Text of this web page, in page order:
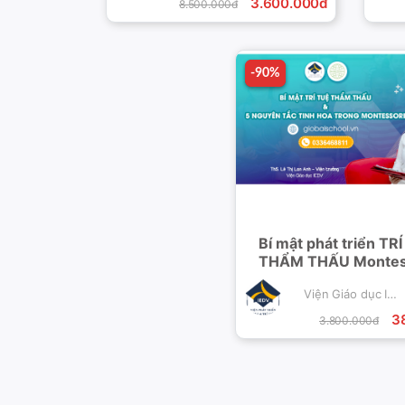
8.500.000đ
-90%
-90%
Bí mật phát triển TRÍ
THẨM THẤU
cho trẻ
Viện Giáo dục IEDV
3.800.000đ